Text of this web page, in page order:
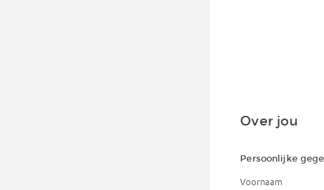
Over jou
Persoonlijke
Voornaam